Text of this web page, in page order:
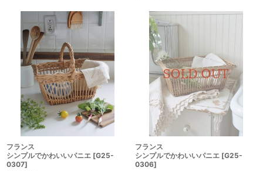
フランス
シンプルでかわいいパニエ [G25-
0307]
フランス
シンプルでかわいいパニエ [G25-
0306]